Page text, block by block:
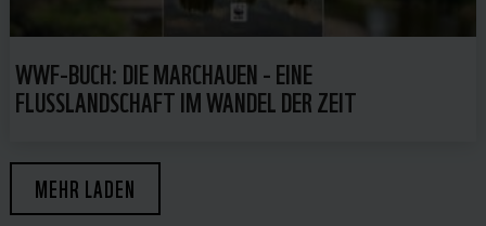
WWF-BUCH: DIE MARCHAUEN - EINE
FLUSSLANDSCHAFT IM WANDEL DER ZEIT
MEHR LADEN